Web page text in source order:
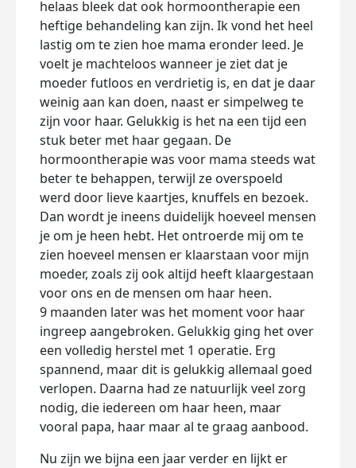
helaas bleek dat ook hormoontherapie een
heftige behandeling kan zijn. Ik vond het heel
lastig om te zien hoe mama eronder leed. Je
voelt je machteloos wanneer je ziet dat je
moeder futloos en verdrietig is, en dat je daar
weinig aan kan doen, naast er simpelweg te
zijn voor haar. Gelukkig is het na een tijd een
stuk beter met haar gegaan. De
hormoontherapie was voor mama steeds wat
beter te behappen, terwijl ze overspoeld
werd door lieve kaartjes, knuffels en bezoek.
Dan wordt je ineens duidelijk hoeveel mensen
je om je heen hebt. Het ontroerde mij om te
zien hoeveel mensen er klaarstaan voor mijn
moeder, zoals zij ook altijd heeft klaargestaan
voor ons en de mensen om haar heen.
9 maanden later was het moment voor haar
ingreep aangebroken. Gelukkig ging het over
een volledig herstel met 1 operatie. Erg
spannend, maar dit is gelukkig allemaal goed
verlopen. Daarna had ze natuurlijk veel zorg
nodig, die iedereen om haar heen, maar
vooral papa, haar maar al te graag aanbood.
Nu zijn we bijna een jaar verder en lijkt er